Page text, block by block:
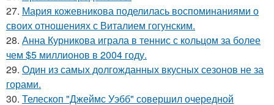
27. Мария кожевникова поделилась воспоминаниями о
своих отношениях с Виталием гогунским.
28. Анна Курникова играла в теннис с кольцом за более
чем $5 миллионов в 2004 году.
29. Один из самых долгожданных вкусных сезонов не за
горами.
30. Телескоп "Джеймс Уэбб" совершил очередной